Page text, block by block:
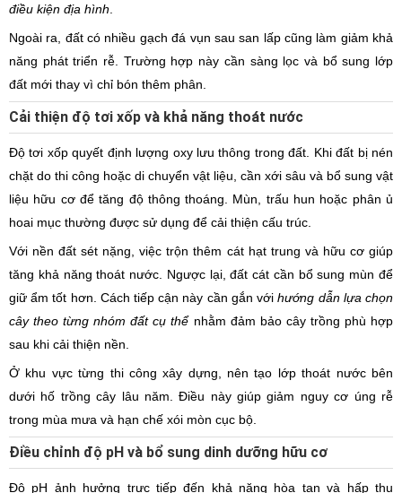
điều kiện địa hình
Ngoài ra, đất có nhiều gạch đá vụn sau san lấp cũng làm giảm khả
năng phát triển rễ. Trường hợp này cần sàng lọc và bổ sung lớp
đất mới thay vì chỉ bón thêm phân.
Cải thiện độ tơi xốp và khả năng thoát nước
Độ tơi xốp quyết định lượng oxy lưu thông trong đất. Khi đất bị nén
chặt do thi công hoặc di chuyển vật liệu, cần xới sâu và bổ sung vật
liệu hữu cơ để tăng độ thông thoáng. Mùn, trấu hun hoặc phân ủ
hoai mục thường được sử dụng để cải thiện cấu trúc.
Với nền đất sét nặng, việc trộn thêm cát hạt trung và hữu cơ giúp
tăng khả năng thoát nước. Ngược lại, đất cát cần bổ sung mùn để
giữ ẩm tốt hơn. Cách tiếp cận này cần gắn vớihướng dẫn lựa chọn
cây theo từng nhóm đất cụ thểnhằm đảm bảo cây trồng phù hợp
sau khi cải thiện nền.
Ở khu vực từng thi công xây dựng, nên tạo lớp thoát nước bên
dưới hố trồng cây lâu năm. Điều này giúp giảm nguy cơ úng rễ
trong mùa mưa và hạn chế xói mòn cục bộ.
Điều chỉnh độ pH và bổ sung dinh dưỡng hữu cơ
Độ pH ảnh hưởng trực tiếp đến khả năng hòa tan và hấp thụ